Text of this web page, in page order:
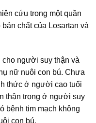
cứu trong một quần
chất của Losartan và
cho người suy thận và
nữ nuôi con bú. Chưa
thức ở người cao tuổi
thận trọng ở người suy
bệnh tim mạch không
con bú.